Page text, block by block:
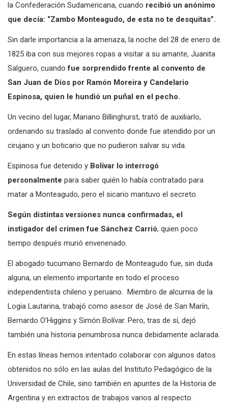
la Confederación Sudamericana, cuando recibió un anónimo
que decía: “Zambo Monteagudo, de esta no te desquitas”.
Sin darle importancia a la amenaza, la noche del 28 de enero de
1825 iba con sus mejores ropas a visitar a su amante, Juanita
Salguero, cuandofue sorprendido frente al convento de
San Juan de Dios por Ramón Moreira y Candelario
Espinosa, quien le hundió un puñal en el pecho.
Un vecino del lugar, Mariano Billinghurst, trató de auxiliarlo,
ordenando su traslado al convento donde fue atendido por un
cirujano y un boticario que no pudieron salvar su vida.
Espinosa fue detenido y Bolívar lo interrogó
personalmente para saber quién lo había contratado para
matar a Monteagudo, pero el sicario mantuvo el secreto.
Según distintas versiones nunca confirmadas, el
instigador del crimen fue Sánchez Carrió, quien poco
tiempo después murió envenenado.
El abogado tucumano Bernardo de Monteagudo fue, sin duda
alguna, un elemento importante en todo el proceso
independentista chileno y peruano. Miembro de alcurnia de la
Logia Lautarina, trabajó como asesor de José de San Marín,
Bernardo O’Higgins y Simón Bolívar. Pero, tras de sí, dejó
también una historia penumbrosa nunca debidamente aclarada.
En estas líneas hemos intentado colaborar con algunos datos
obtenidos no sólo en las aulas del Instituto Pedagógico de la
Universidad de Chile, sino también en apuntes de la Historia de
Argentina y en extractos de trabajos varios al respecto.